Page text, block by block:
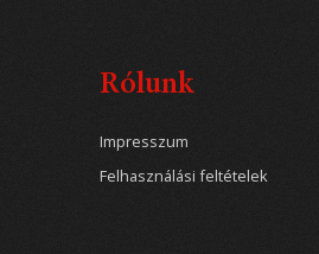
Rólunk
Impresszum
Felhasználási feltételek